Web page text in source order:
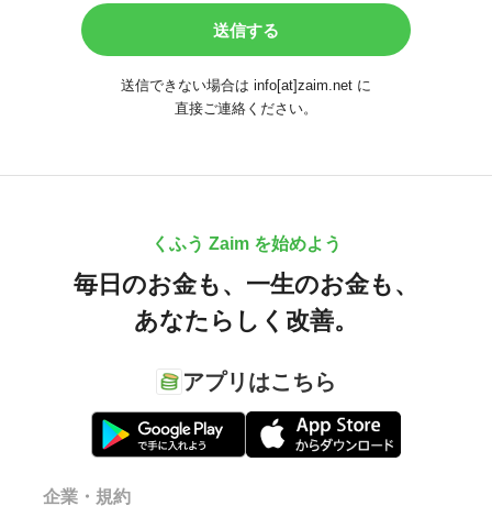
送信できない場合は info[at]zaim.net に
直接ご連絡ください。
くふう Zaim を始めよう
毎日のお金も、 一生のお金も、
あなたらしく改善。
アプリはこちら
企業・規約